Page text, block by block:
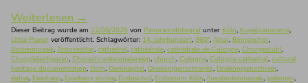
Weiterlesen →
Dieser Beitrag wurde am 22/06/2026 von Panoramafotografunter Köln, Kugelpanorama,
Little Planet veröffentlicht. Schlagwörter: 14. Jahrhundert, 360°, Altar, Binnenchor,
Bodenmosaik, Bronzealtar, cathedral, cathédrale, cathédrale de Cologne, Chorgestühl,
Chorpfeilerfiguren, Chorschrankenmalereien, church, Cologne, Cologne cathedral, cultural
heritage documentation, Dom, Domkapitel, Dreikönigenschranke, Dreikönigenschrein,
église, Epiphany, Epiphany shrine, Erzbischof, Erzbistum Köln, Fussbodenmosaik, gebogen,